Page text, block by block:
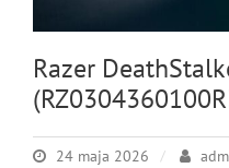
Razer
24 maja 2026